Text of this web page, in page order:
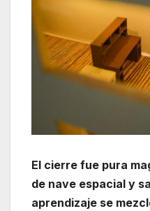
El cierre fue pura
de nave espacial y
aprendizaje se